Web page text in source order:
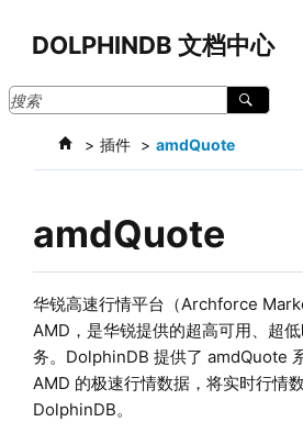
DOLPHINDB 文档中心
插件 amdQuote
amdQuote
华锐高速行情平台（Archforce
AMD，是华锐提供的超高可用、超
务。DolphinDB 提供了 amdQuote
AMD 的极速行情数据，将实时行情
DolphinDB。